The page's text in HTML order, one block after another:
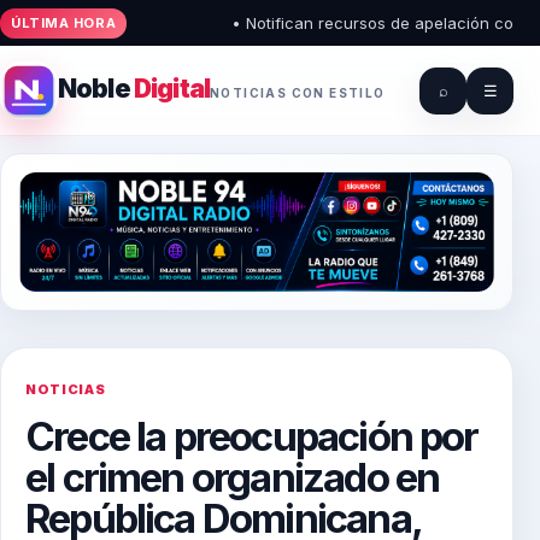
ÚLTIMA HORA • Notifican recursos de apelación contra
NobleDigitalNOTICIAS CON ESTILO ⌕ ☰
NOTICIAS
Crece la preocupación por
el crimen organizado en
República Dominicana,